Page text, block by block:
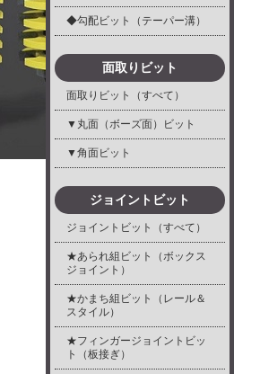
◆勾配ビット（テーパー溝）
面取りビット
面取りビット（すべて）
▼丸面（ボーズ面）ビット
▼角面ビット
ジョイントビット
ジョイントビット（すべて）
★あられ組ビット（ボックス
ジョイント）
★かまち組ビット（レール＆
スタイル）
★フィンガージョイントビッ
ト（板接ぎ）